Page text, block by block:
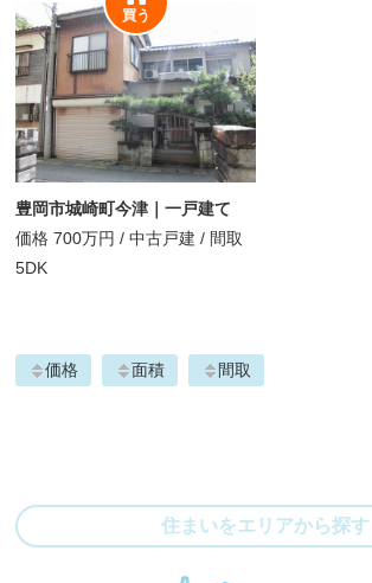
豊岡市城崎町今津｜一戸建て
価格 700万円 / 中古戸建 / 間取
5DK
買う
価格 面積 間取
住まいをエリアから探す